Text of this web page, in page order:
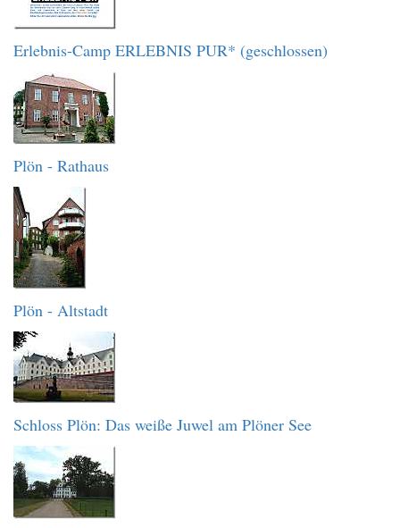
Erlebnis-Camp ERLEBNIS PUR* (geschlossen)
Plön - Rathaus
Plön - Altstadt
Schloss Plön: Das weiße Juwel am Plöner See